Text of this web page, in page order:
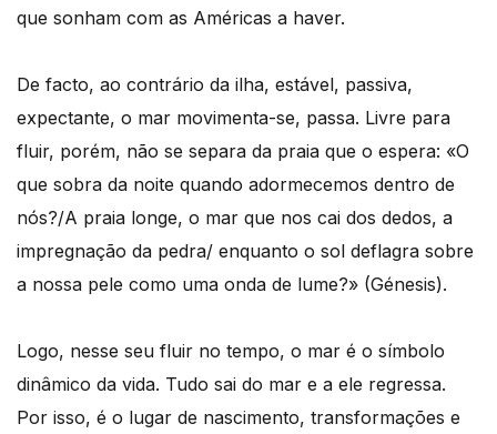
que sonham com as Américas a haver.
De facto, ao contrário da ilha, estável, passiva,
expectante, o mar movimenta-se, passa. Livre para
fluir, porém, não se separa da praia que o espera: «O
que sobra da noite quando adormecemos dentro de
nós?/A praia longe, o mar que nos cai dos dedos, a
impregnação da pedra/ enquanto o sol deflagra sobre
a nossa pele como uma onda de lume?» (Génesis).
Logo, nesse seu fluir no tempo, o mar é o símbolo
dinâmico da vida. Tudo sai do mar e a ele regressa.
Por isso, é o lugar de nascimento, transformações e